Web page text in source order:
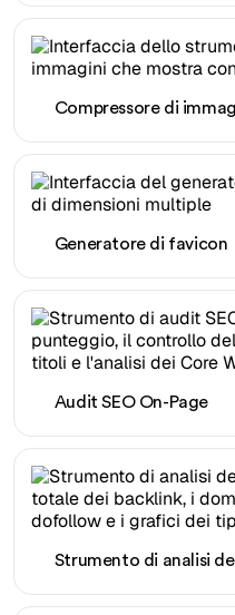
Compressore di
Generatore di favicon
Audit SEO On-Page
Strumento di analisi